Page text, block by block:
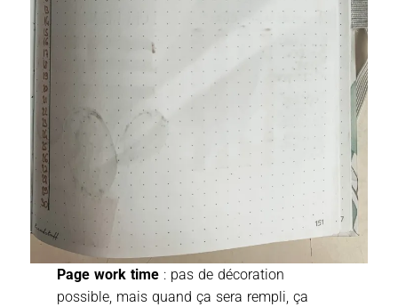
Page work time : pas de décoration
possible, mais quand ça sera rempli, ça